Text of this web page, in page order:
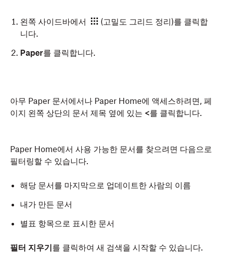
왼쪽 사이드바에서
(고밀도 그리드 정리)를 클릭합
니다.
Paper를 클릭합니다.
아무 Paper 문서에서나 Paper Home에 액세스하려면, 페
이지 왼쪽 상단의 문서 제목 옆에 있는 <를 클릭합니다.
Paper Home에서 사용 가능한 문서를 찾으려면 다음으로
필터링할 수 있습니다.
해당 문서를 마지막으로 업데이트한 사람의 이름
내가 만든 문서
별표 항목으로 표시한 문서
필터 지우기를 클릭하여 새 검색을 시작할 수 있습니다.